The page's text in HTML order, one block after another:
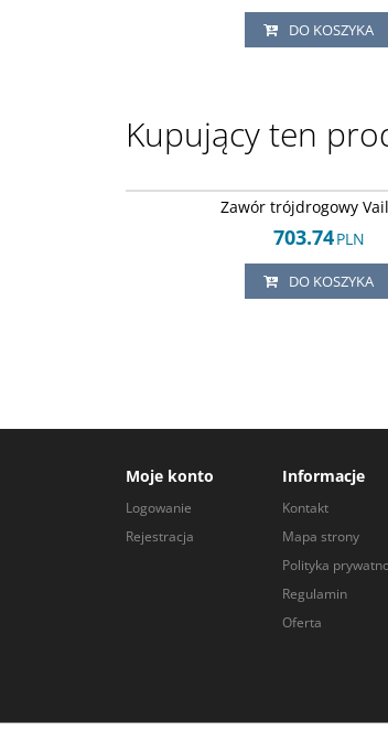
DO KOSZYKA
Kupujący ten
Zawór trójdrogowy
703.74PLN
DO KOSZYKA
Moje konto
Logowanie
Rejestracja
Informacje
Kontakt
Mapa strony
Polityka
Regulamin
Oferta